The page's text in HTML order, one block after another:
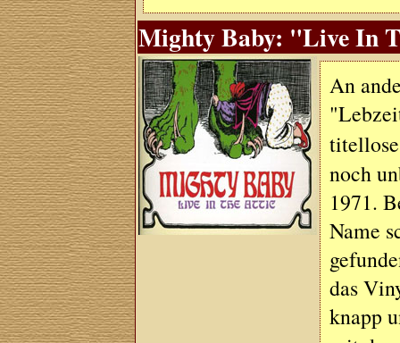
Mighty Baby: "Live In
An
noch
1971.
Name
das
knapp